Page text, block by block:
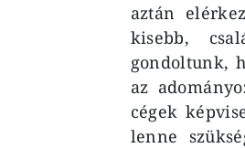
aztán
kisebb,
gondoltunk,
az
cégek
lenne